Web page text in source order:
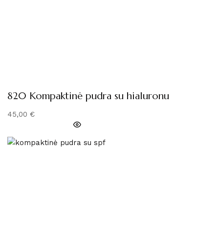
820 Kompaktinė pudra su hialuronu
45,00 €